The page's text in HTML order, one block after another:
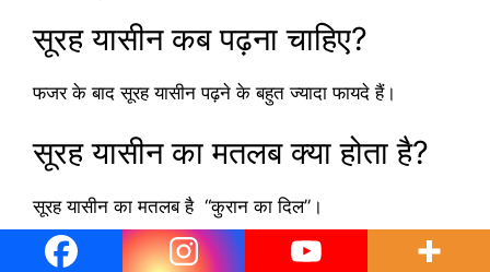
सूरह यासीन कब पढ़ना चाहिए?
फजर के बाद सूरह यासीन पढ़ने के बहुत ज्यादा फायदे हैं।
सूरह यासीन का मतलब क्या होता है?
सूरह यासीन का मतलब है “कुरान का दिल”।